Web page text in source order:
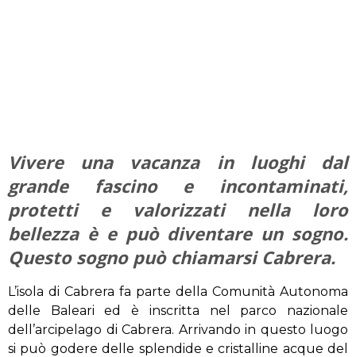
Vivere una vacanza in luoghi dal
grande fascino e incontaminati,
protetti e valorizzati nella loro
bellezza è e può diventare un sogno.
Questo sogno può chiamarsi Cabrera.
L’isola di Cabrera fa parte della Comunità Autonoma
delle Baleari ed è inscritta nel parco nazionale
dell’arcipelago di Cabrera. Arrivando in questo luogo
si può godere delle splendide e cristalline acque del